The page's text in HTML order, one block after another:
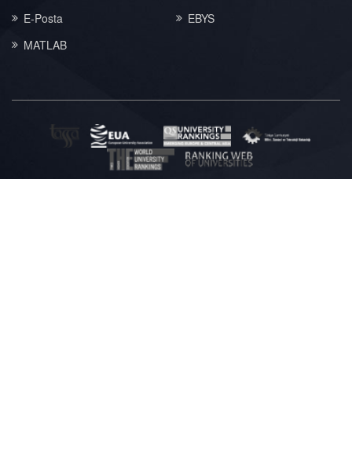
E-Posta
EBYS
MATLAB